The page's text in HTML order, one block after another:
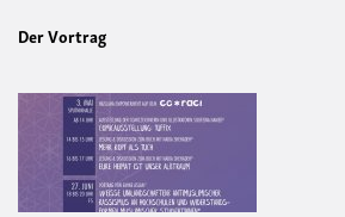
Der Vortrag